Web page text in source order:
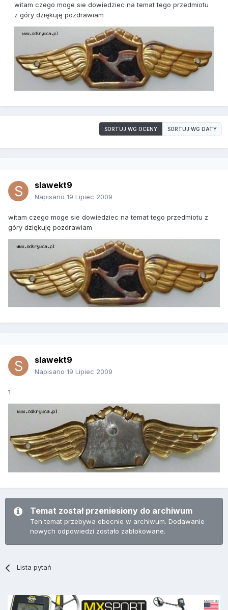
witam czego moge sie dowiedziec na temat tego przedmiotu
z góry dziękuję pozdrawiam
SORTUJ WG OCENY SORTUJ WG DATY
slawekt9
Napisano 19 Lipiec 2009
witam czego moge sie dowiedziec na temat tego przedmiotu z
góry dziękuję pozdrawiam
slawekt9
Napisano 19 Lipiec 2009
1
Temat został przeniesiony do archiwum
Ten temat przebywa obecnie w archiwum. Dodawanie
nowych odpowiedzi zostało zablokowane.
Lista pytań